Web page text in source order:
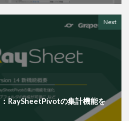
Next
RaySheetPivotの集計機能を